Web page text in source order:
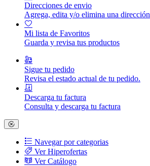
Direcciones de envio
Agrega, edita y/o elimina una dirección
Mi lista de Favoritos
Guarda y revisa tus productos
Sigue tu pedido
Revisa el estado actual de tu pedido.
Descarga tu factura
Consulta y descarga tu factura
Navegar por categorias
Ver Hiperofertas
Ver Catálogo